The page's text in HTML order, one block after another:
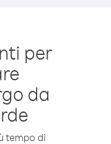
per
da
tempo di